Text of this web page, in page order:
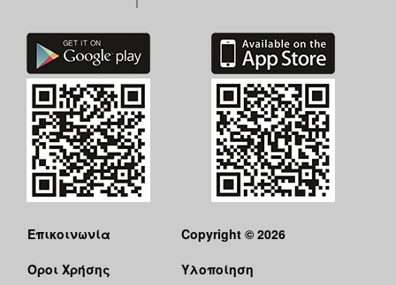
Επικοινωνία
Όροι Χρήσης
Copyright © 2026
Υλοποίηση